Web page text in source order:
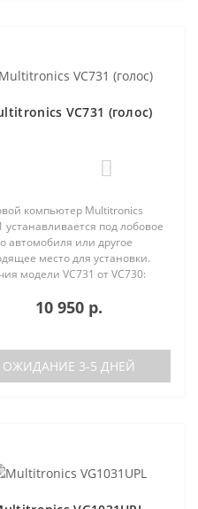
VC731 (голос)
компьютер Multitronics
устанавливается под лобовое
автомобиля или другое
место для установки.
модели VC731 от VC730:
VC730 без голоса)
10 950 р.
ОЖИДАНИЕ 3-5 ДНЕЙ